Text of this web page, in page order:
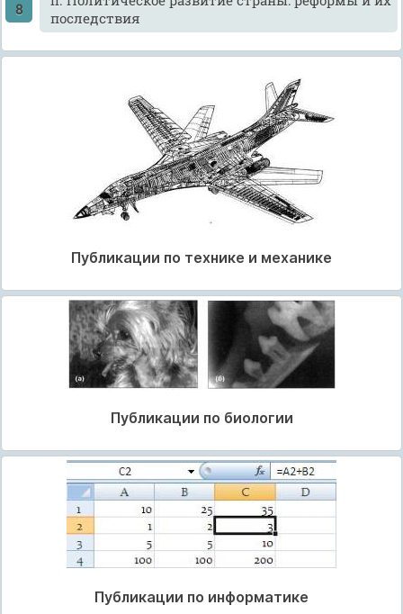
последствия
Публикации по технике и механике
Публикации по биологии
Публикации по информатике